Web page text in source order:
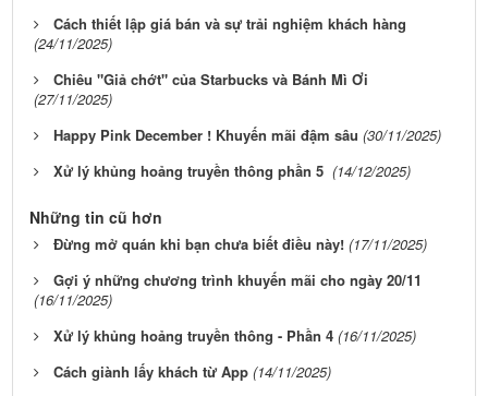
Cách thiết lập giá bán và sự trải nghiệm khách hàng
(24/11/2025)
Chiêu "Giả chớt" của Starbucks và Bánh Mì Ơi
(27/11/2025)
Happy Pink December ! Khuyến mãi đậm sâu (30/11/2025)
Xử lý khủng hoảng truyền thông phần 5 (14/12/2025)
Những tin cũ hơn
Đừng mở quán khi bạn chưa biết điều này! (17/11/2025)
Gợi ý những chương trình khuyến mãi cho ngày 20/11
(16/11/2025)
Xử lý khủng hoảng truyền thông - Phần 4 (16/11/2025)
Cách giành lấy khách từ App (14/11/2025)